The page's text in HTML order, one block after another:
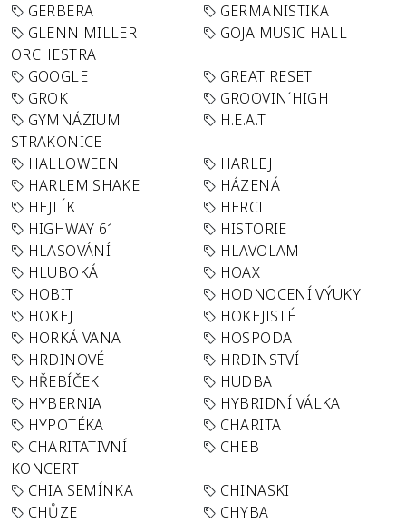
GERBERA
GERMANISTIKA
GLENN MILLER
ORCHESTRA
GOJA MUSIC HALL
GOOGLE
GREAT RESET
GROK
GROOVIN´HIGH
GYMNÁZIUM
STRAKONICE
H.E.A.T.
HALLOWEEN
HARLEJ
HARLEM SHAKE
HÁZENÁ
HEJLÍK
HERCI
HIGHWAY 61
HISTORIE
HLASOVÁNÍ
HLAVOLAM
HLUBOKÁ
HOAX
HOBIT
HODNOCENÍ VÝUKY
HOKEJ
HOKEJISTÉ
HORKÁ VANA
HOSPODA
HRDINOVÉ
HRDINSTVÍ
HŘEBÍČEK
HUDBA
HYBERNIA
HYBRIDNÍ VÁLKA
HYPOTÉKA
CHARITA
CHARITATIVNÍ
KONCERT
CHEB
CHIA SEMÍNKA
CHINASKI
CHŮZE
CHYBA